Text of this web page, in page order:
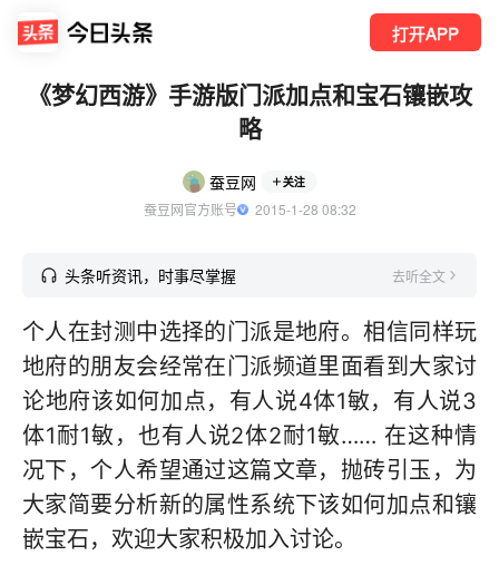
打开APP
《梦幻西游》手游版门派加点和宝石镶嵌攻
略
蚕豆网 关注
蚕豆网官方账号
  2015-1-28 08:32
头条听资讯，时事尽掌握 去听全文
个人在封测中选择的门派是地府。相信同样玩
地府的朋友会经常在门派频道里面看到大家讨
论地府该如何加点，有人说4体1敏，有人说3
体1耐1敏，也有人说2体2耐1敏…… 在这种情
况下，个人希望通过这篇文章，抛砖引玉，为
大家简要分析新的属性系统下该如何加点和镶
嵌宝石，欢迎大家积极加入讨论。